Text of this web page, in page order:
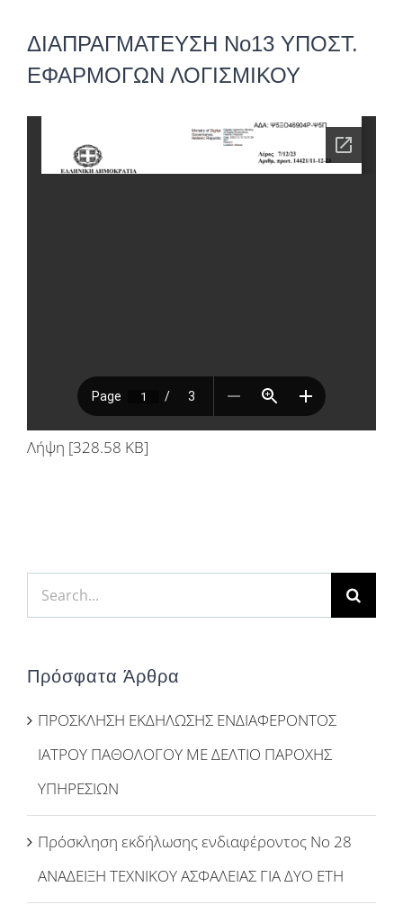
ΔΙΑΠΡΑΓΜΑΤΕΥΣΗ Νο13 ΥΠΟΣΤ.
ΕΦΑΡΜΟΓΩΝ ΛΟΓΙΣΜΙΚΟΥ
Λήψη [328.58 KB]
Search
for:
Πρόσφατα Άρθρα
ΠΡΟΣΚΛΗΣΗ ΕΚΔΗΛΩΣΗΣ ΕΝΔΙΑΦΕΡΟΝΤΟΣ
ΙΑΤΡΟΥ ΠΑΘΟΛΟΓΟΥ ΜΕ ΔΕΛΤΙΟ ΠΑΡΟΧΗΣ
ΥΠΗΡΕΣΙΩΝ
Πρόσκληση εκδήλωσης ενδιαφέροντος Νο 28
ΑΝΑΔΕΙΞΗ ΤΕΧΝΙΚΟΥ ΑΣΦΑΛΕΙΑΣ ΓΙΑ ΔΥΟ ΕΤΗ